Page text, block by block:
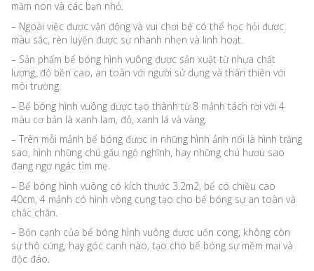
mầm non và các bạn nhỏ.
– Ngoài việc được vận động và vui chơi bé có thể học hỏi được
màu sắc, rèn luyện được sự nhanh nhẹn và linh hoạt.
– Sản phẩm bể bóng hình vuông được sản xuật từ nhựa chất
lượng, độ bền cao, an toàn với người sử dụng và thân thiên với
môi trường.
– Bể bóng hình vuông được tạo thành từ 8 mảnh tách rời với 4
màu cơ bản là xanh lam, đỏ, xanh lá và vàng.
– Trên mỗi mảnh bể bóng được in những hình ảnh nổi là hình trăng
sao, hình những chú gấu ngộ nghĩnh, hay những chú hươu sao
đang ngơ ngác tìm mẹ.
– Bể bóng hình vuông có kích thước 3.2m2, bể có chiều cao
40cm, 4 mảnh có hình vòng cung tạo cho bể bóng sự an toàn và
chắc chắn.
– Bốn cạnh của bể bóng hình vuông được uốn cong, không còn
sự thô cứng, hay góc cạnh nào, tạo cho bể bóng sự mềm mại và
độc đáo.